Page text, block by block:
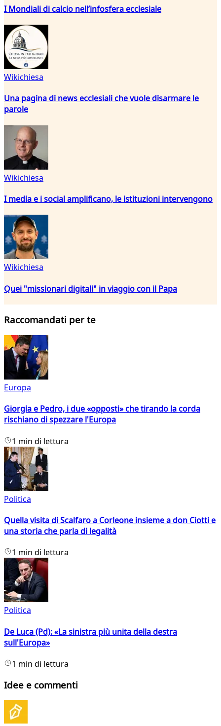
I Mondiali di calcio nell’infosfera ecclesiale
Wikichiesa
Una pagina di news ecclesiali che vuole disarmare le
parole
Wikichiesa
I media e i social amplificano, le istituzioni intervengono
Wikichiesa
Quei "missionari digitali" in viaggio con il Papa
Raccomandati per te
Europa
Giorgia e Pedro, i due «opposti» che tirando la corda
rischiano di spezzare l'Europa
1 min di lettura
Politica
Quella visita di Scalfaro a Corleone insieme a don Ciotti e
una storia che parla di legalità
1 min di lettura
Politica
De Luca (Pd): «La sinistra più unita della destra
sull'Europa»
1 min di lettura
Idee e commenti